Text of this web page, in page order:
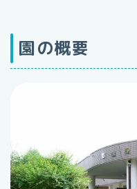
園の概要